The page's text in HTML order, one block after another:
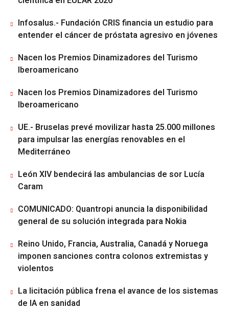
Infosalus.- Fundación CRIS financia un estudio para
entender el cáncer de próstata agresivo en jóvenes
Nacen los Premios Dinamizadores del Turismo
Iberoamericano
Nacen los Premios Dinamizadores del Turismo
Iberoamericano
UE.- Bruselas prevé movilizar hasta 25.000 millones
para impulsar las energías renovables en el
Mediterráneo
León XIV bendecirá las ambulancias de sor Lucía
Caram
COMUNICADO: Quantropi anuncia la disponibilidad
general de su solución integrada para Nokia
Reino Unido, Francia, Australia, Canadá y Noruega
imponen sanciones contra colonos extremistas y
violentos
La licitación pública frena el avance de los sistemas
de IA en sanidad